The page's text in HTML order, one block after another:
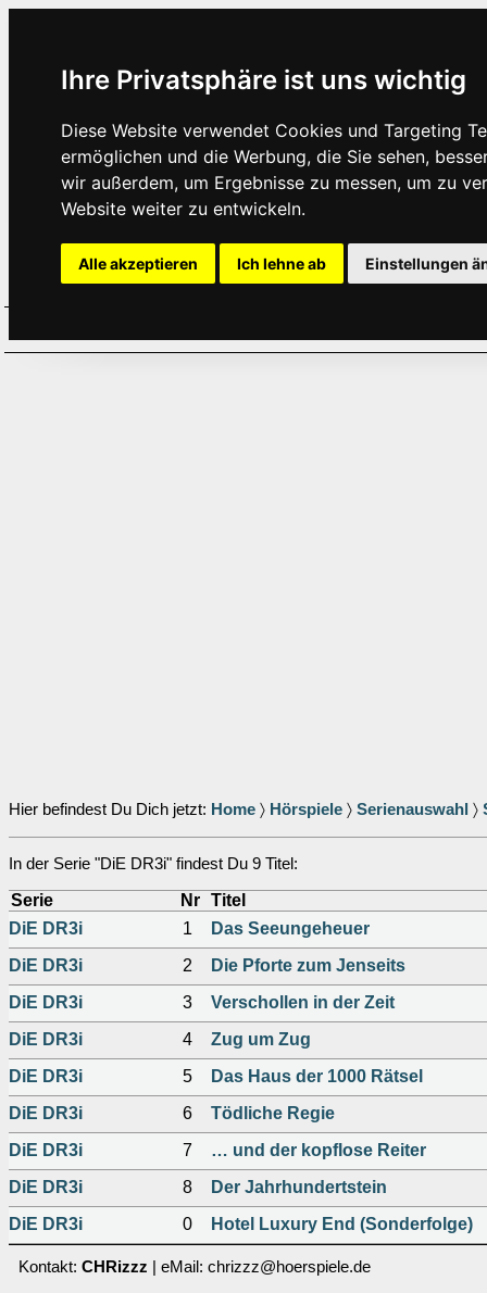
Ihre Privatsphäre ist uns wichtig
Diese Website verwendet Cookies und Targeting
ermöglichen und die Werbung, die Sie sehen,
wir außerdem, um Ergebnisse zu messen, um zu
Website weiter zu entwickeln.
Alle akzeptieren Ich lehne ab Einstellungen
Hier befindest Du Dich jetzt: Home 〉 Hörspiele 〉 Serienauswahl 〉
In der Serie "DiE DR3i" findest Du 9 Titel:
Serie Nr
Titel
DiE DR3i
1
Das Seeungeheuer
DiE DR3i
2
Die Pforte zum Jenseits
DiE DR3i
3
Verschollen in der Zeit
DiE DR3i
4
Zug um Zug
DiE DR3i
5
Das Haus der 1000 Rätsel
DiE DR3i
6
Tödliche Regie
DiE DR3i
7
… und der kopflose Reiter
DiE DR3i
8
Der Jahrhundertstein
DiE DR3i
0 Hotel Luxury End (Sonderfolge)
Kontakt: CHRizzz | eMail: chrizzz@hoerspiele.de